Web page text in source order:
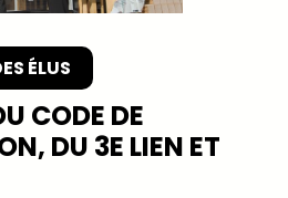
ÉLUS
CODE DE
DU 3E LIEN ET